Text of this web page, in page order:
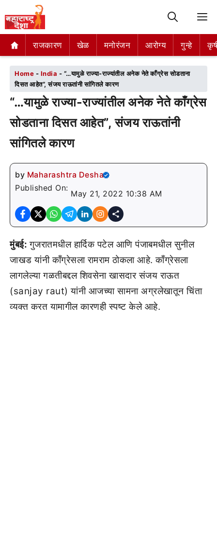
राजकारण खेळ मनोरंजन आरोग्य गुन्हे
राजकारण खेळ मनोरंजन आरोग्य गुन्हे
Home - India - “…यामुळे राज्या-राज्यांतील अनेक नेते काँग्रेस सोडताना
दिसत आहेत”, संजय राऊतांनी सांगितले कारण
“…यामुळे राज्या-राज्यांतील अनेक नेते काँग्रेस
सोडताना दिसत आहेत”, संजय राऊतांनी
सांगितले कारण
by Maharashtra Desha
Published On:
May 21, 2022 10:38 AM
मुंबई:गुजरातमधील हार्दिक पटेल आणि पंजाबमधील सुनील
जाखड यांनी कॉंग्रेसला रामराम ठोकला आहे. काँग्रेसला
लागलेल्या गळतीबद्दल शिवसेना खासदार संजय राऊत
(sanjay raut) यांनी आजच्या सामना अग्रलेखातून चिंता
व्यक्त करत यामागील कारणही स्पष्ट केले आहे.